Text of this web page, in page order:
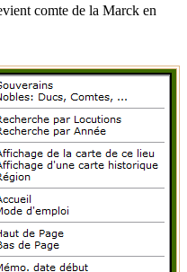
comte de la Marck en